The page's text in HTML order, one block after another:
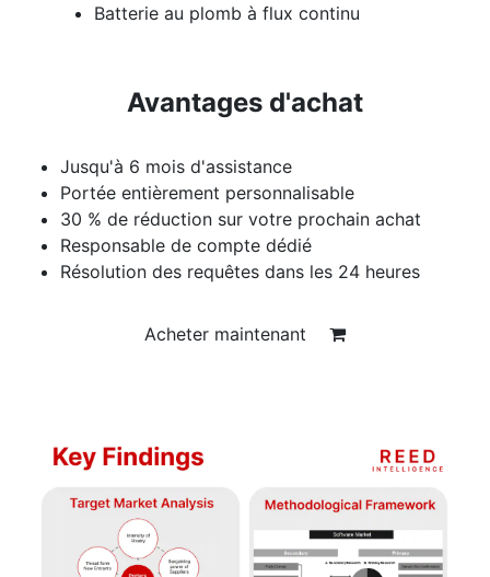
Batterie au plomb à flux continu
Avantages d'achat
Jusqu'à 6 mois d'assistance
Portée entièrement personnalisable
30 % de réduction sur votre prochain achat
Responsable de compte dédié
Résolution des requêtes dans les 24 heures
Acheter maintenant